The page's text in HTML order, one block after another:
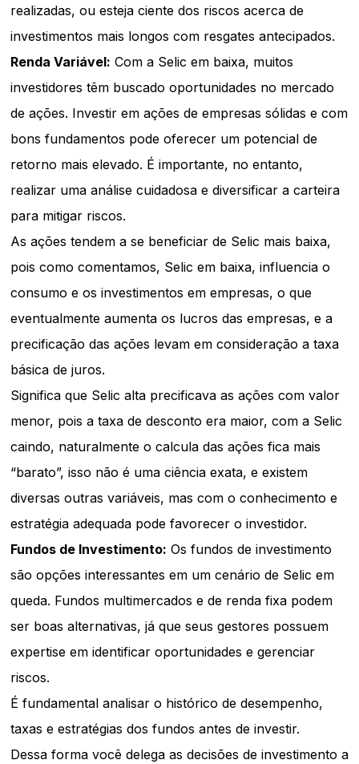
realizadas, ou esteja ciente dos riscos acerca de
investimentos mais longos com resgates antecipados.
Renda Variável: Com a Selic em baixa, muitos
investidores têm buscado oportunidades no mercado
de ações. Investir em ações de empresas sólidas e com
bons fundamentos pode oferecer um potencial de
retorno mais elevado. É importante, no entanto,
realizar uma análise cuidadosa e diversificar a carteira
para mitigar riscos.
As ações tendem a se beneficiar de Selic mais baixa,
pois como comentamos, Selic em baixa, influencia o
consumo e os investimentos em empresas, o que
eventualmente aumenta os lucros das empresas, e a
precificação das ações levam em consideração a taxa
básica de juros.
Significa que Selic alta precificava as ações com valor
menor, pois a taxa de desconto era maior, com a Selic
caindo, naturalmente o calcula das ações fica mais
“barato”, isso não é uma ciência exata, e existem
diversas outras variáveis, mas com o conhecimento e
estratégia adequada pode favorecer o investidor.
Fundos de Investimento: Os fundos de investimento
são opções interessantes em um cenário de Selic em
queda. Fundos multimercados e de renda fixa podem
ser boas alternativas, já que seus gestores possuem
expertise em identificar oportunidades e gerenciar
riscos.
É fundamental analisar o histórico de desempenho,
taxas e estratégias dos fundos antes de investir.
Dessa forma você delega as decisões de investimento a